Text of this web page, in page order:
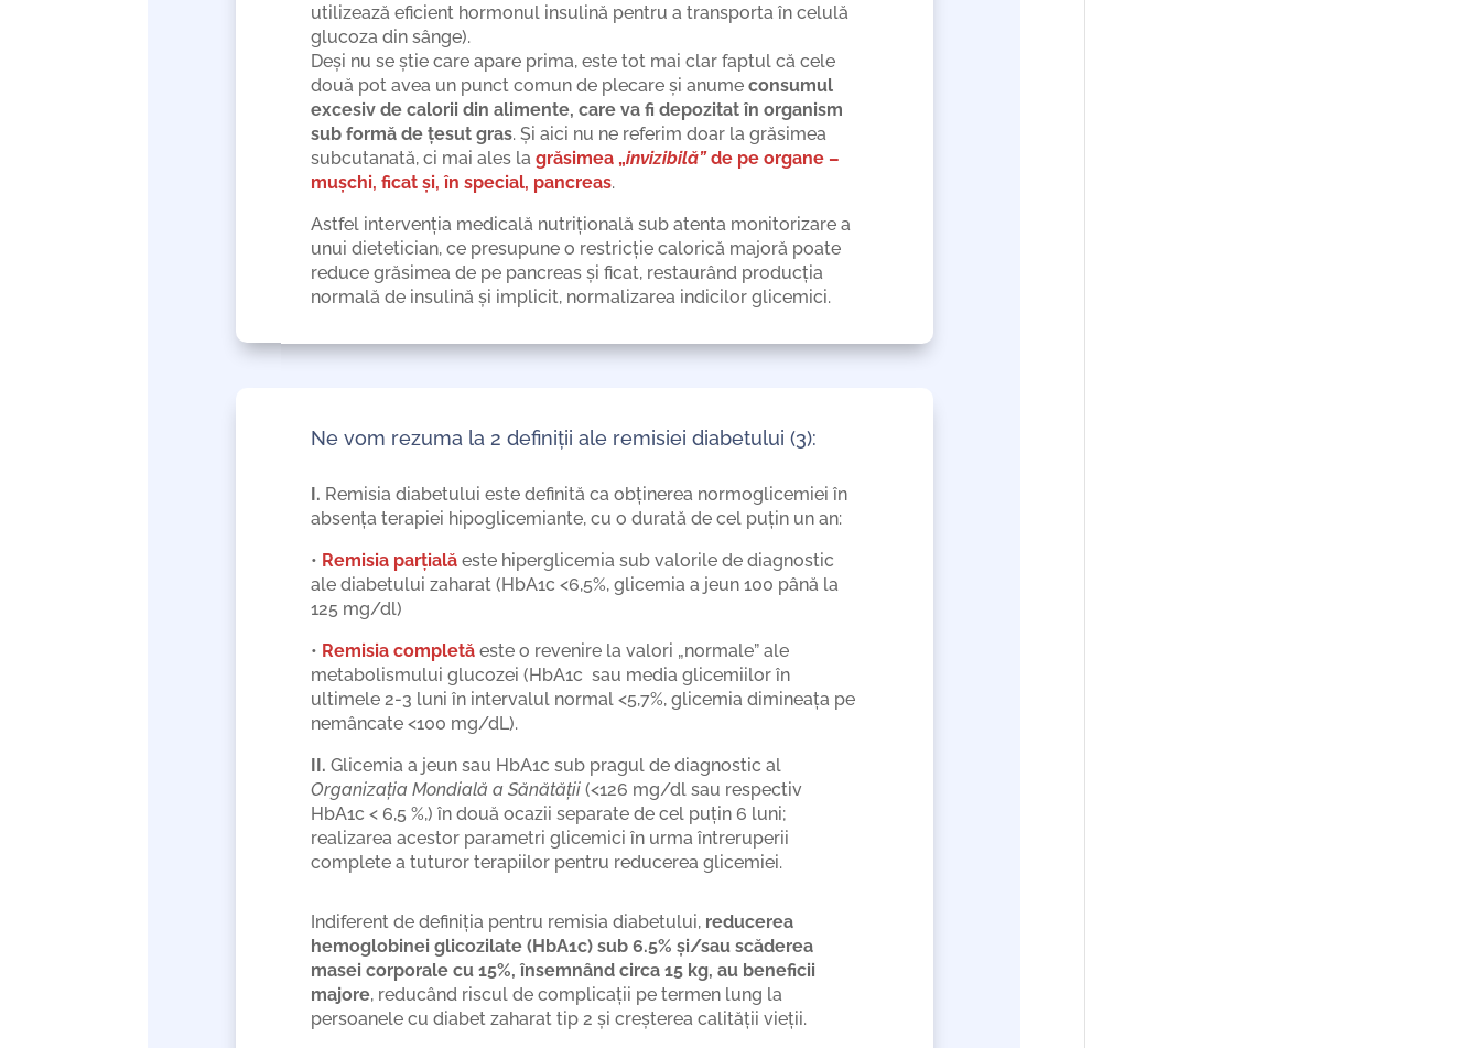
utilizează eficient hormonul insulină pentru a transporta în celulă
glucoza din sânge).
Deși nu se știe care apare prima, este tot mai clar faptul că cele
două pot avea un punct comun de plecare și anumeconsumul
excesiv de calorii din alimente, care va fi depozitat în organism
sub formă de țesut gras. Și aici nu ne referim doar la grăsimea
subcutanată, ci mai ales lagrăsimea „invizibilă”de pe organe –
mușchi, ficat și, în special, pancreas.
Astfel intervenția medicală nutrițională sub atenta monitorizare a
unui dietetician, ce presupune o restricție calorică majoră poate
reduce grăsimea de pe pancreas și ficat, restaurând producția
normală de insulină și implicit, normalizarea indicilor glicemici.
Ne vom rezuma la 2 definiții ale remisiei diabetului (3):
I. Remisia diabetului este definită ca obținerea normoglicemiei în
absența terapiei hipoglicemiante, cu o durată de cel puțin un an:
• Remisia parțială este hiperglicemia sub valorile de diagnostic
ale diabetului zaharat (HbA1c <6,5%, glicemia a jeun 100 până la
125 mg/dl)
• Remisia completă este o revenire la valori „normale” ale
metabolismului glucozei (HbA1c sau media glicemiilor în
ultimele 2-3 luni în intervalul normal <5,7%, glicemia dimineața pe
nemâncate <100 mg/dL).
II. Glicemia a jeun sau HbA1c sub pragul de diagnostic al
Organizația Mondială a Sănătății (<126 mg/dl sau respectiv
HbA1c < 6,5 %,) în două ocazii separate de cel puțin 6 luni;
realizarea acestor parametri glicemici în urma întreruperii
complete a tuturor terapiilor pentru reducerea glicemiei.
Indiferent de definiția pentru remisia diabetului, reducerea
hemoglobinei glicozilate (HbA1c) sub 6.5% și/sau scăderea
masei corporale cu 15%, însemnând circa 15 kg, au beneficii
majore, reducând riscul de complicații pe termen lung la
persoanele cu diabet zaharat tip 2 și creșterea calității vieții.